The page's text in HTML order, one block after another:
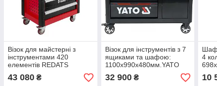
Візок для майстерні з
інструментами 420
елементів REDATS
43 080 ₴
Візок для інструментів з 7
ящиками та шафою:
1100х990х480мм.YATO
YT-09033
32 900₴
4
10